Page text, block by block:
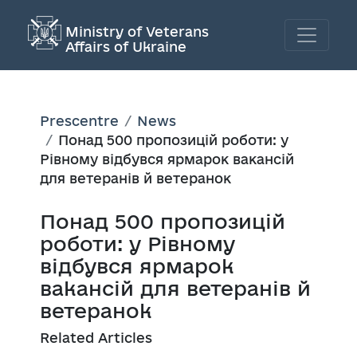
Ministry of Veterans
Affairs of Ukraine
Prescentre
News
Понад 500 пропозицій роботи: у
Рівному відбувся ярмарок вакансій
для ветеранів й ветеранок
Понад 500 пропозицій
роботи: у Рівному
відбувся ярмарок
вакансій для ветеранів й
ветеранок
Related Articles